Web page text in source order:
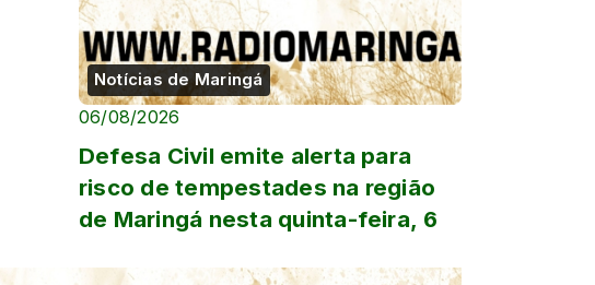
Notícias de Maringá
06/08/2026
Defesa Civil emite alerta para
risco de tempestades na região
de Maringá nesta quinta-feira, 6